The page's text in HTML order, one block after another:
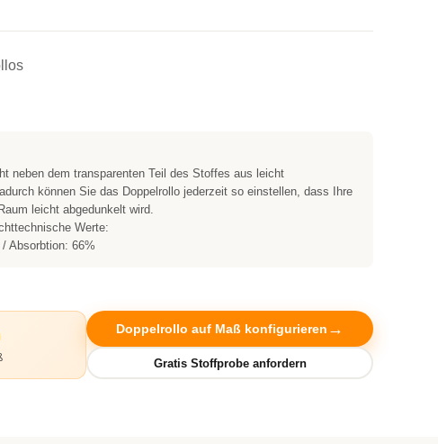
neben dem transparenten Teil des Stoffes aus leicht
können Sie das Doppelrollo jederzeit so einstellen, dass Ihre
leicht abgedunkelt wird.
Werte:
Absorbtion: 66%
Doppelrollo auf Maß konfigurieren